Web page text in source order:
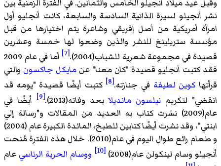
عيد ميلاد أنجيلو الخامس والثمانين. في الفترة الزمنية بين
لسيرة الذاتية السادسة والسابعة، كانت أنجليو أول
أمريكية من أصل إفريقي وشاعرة يتم اختيارها من قبل
ستريلينغ للنشر والذين وضعوا لها خمسة وعشرين
في مجموعة شعرية للشباب(2004).
[7]
أما في عام 2009
أنجليو قصيدة "كان معنا" عنمايكل جاكسونوالتي
كوين لطيفةفي جنازته.[8]
كتبت أيضًا قصيدة "يومه قد
لتكريمنيلسون مانديلابعد وفاته(2013). [9]
أيضًا في
عام(2009) نشرت كتاب به العديد من المقالات و"رسالة إلي
ابنتي"، وقد نشرت أيضًا كتابين للطبخ، المائدة الكبيرة عام (2004)
و طعام رائع طوال اليوم في عام(2010). خلال هذه الفترة مُنحت
وسام لينكولن عام(2008)
[10] ووسام الحرية الرئاسيعام